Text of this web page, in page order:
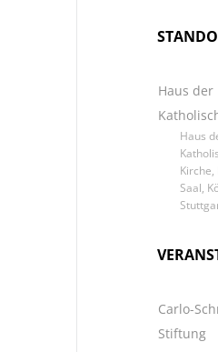
Haus der
Haus
Kirche,
Saal,
Carlo-
Stiftung